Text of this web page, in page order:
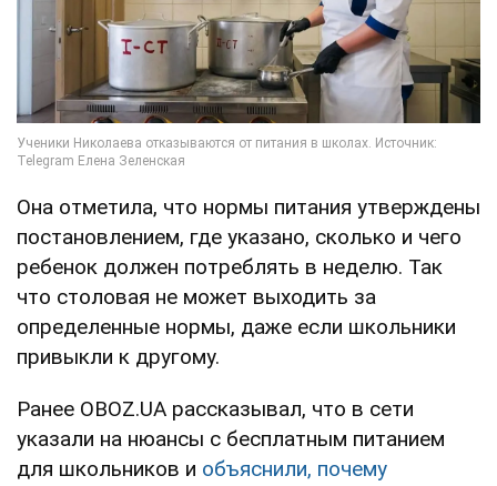
Она отметила, что нормы питания утверждены
постановлением, где указано, сколько и чего
ребенок должен потреблять в неделю. Так
что столовая не может выходить за
определенные нормы, даже если школьники
привыкли к другому.
Ранее OBOZ.UA рассказывал, что в сети
указали на нюансы с бесплатным питанием
для школьников и объяснили, почему